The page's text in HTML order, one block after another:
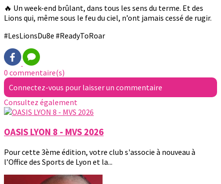
🔥 Un week-end brûlant, dans tous les sens du terme. Et des
Lions qui, même sous le feu du ciel, n’ont jamais cessé de rugir.
#LesLionsDu8e #ReadyToRoar
0 commentaire(s)
Connectez-vous pour laisser un commentaire
Consultez également
OASIS LYON 8 - MVS 2026
Pour cette 3ème édition, votre club s'associe à nouveau à
l’Office des Sports de Lyon et la...